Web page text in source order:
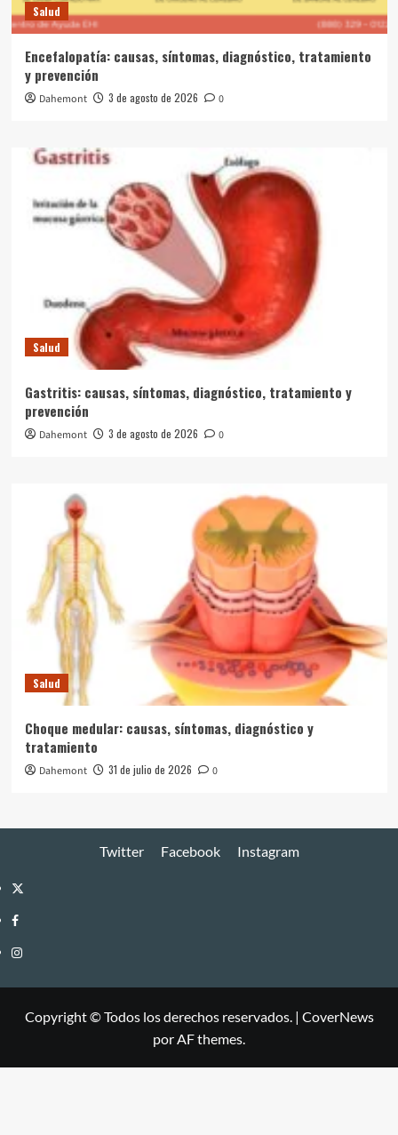
Salud
Encefalopatía: causas, síntomas, diagnóstico, tratamiento
y prevención
Dahemont 3 de agosto de 2026 0
Salud
Gastritis: causas, síntomas, diagnóstico, tratamiento y
prevención
Dahemont 3 de agosto de 2026 0
Salud
Choque medular: causas, síntomas, diagnóstico y
tratamiento
Dahemont 31 de julio de 2026 0
Twitter Facebook Instagram
Twitter
Facebook
Instagram
Copyright © Todos los derechos reservados. | CoverNews
por AF themes.